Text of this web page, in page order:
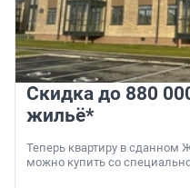
Скидка до 880
жильё*
Теперь квартиру в сданном
можно купить со